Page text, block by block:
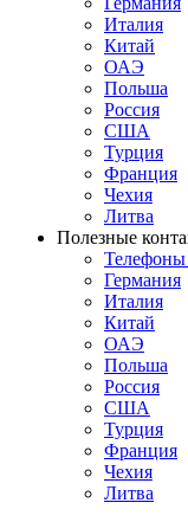
Италия
Китай
ОАЭ
Польша
Россия
США
Турция
Франция
Чехия
Литва
Полезные
Телефоны
Германия
Италия
Китай
ОАЭ
Польша
Россия
США
Турция
Франция
Чехия
Литва